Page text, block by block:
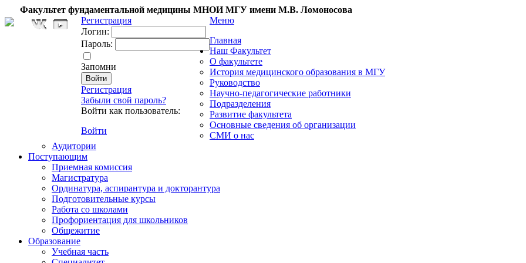
Факультет фундаментальной медицины МНОИ МГУ имени М.В. Ломоносова
Регистрация
Логин:
Пароль:
Запомни
Регистрация
Забыли свой пароль?
Войти как пользователь:
Войти
Меню
Главная
Наш Факультет
О факультете
История медицинского образования в МГУ
Руководство
Научно-педагогические работники
Подразделения
Развитие факультета
Основные сведения об организации
СМИ о нас
Аудитории
Поступающим
Приемная комиссия
Магистратура
Ординатура, аспирантура и докторантура
Подготовительные курсы
Работа со школами
Профориентация для школьников
Общежитие
Образование
Учебная часть